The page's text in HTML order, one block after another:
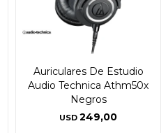
Auriculares De Estudio
Audio Technica Athm50x
Negros
USD 249,00